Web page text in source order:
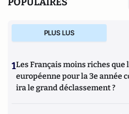
PLUS LUS
1Les Français moins riches que
européenne pour la 3e année
ira le grand déclassement ?